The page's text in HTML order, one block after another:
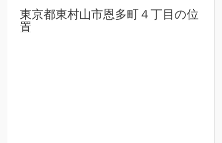
東京都東村山市恩多町４丁目の位
置